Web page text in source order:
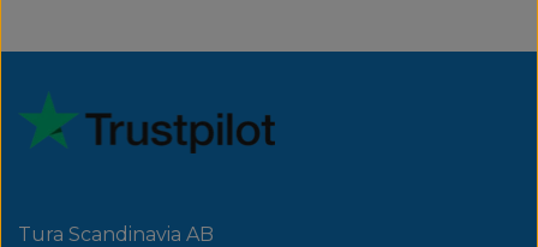
Tura Scandinavia AB